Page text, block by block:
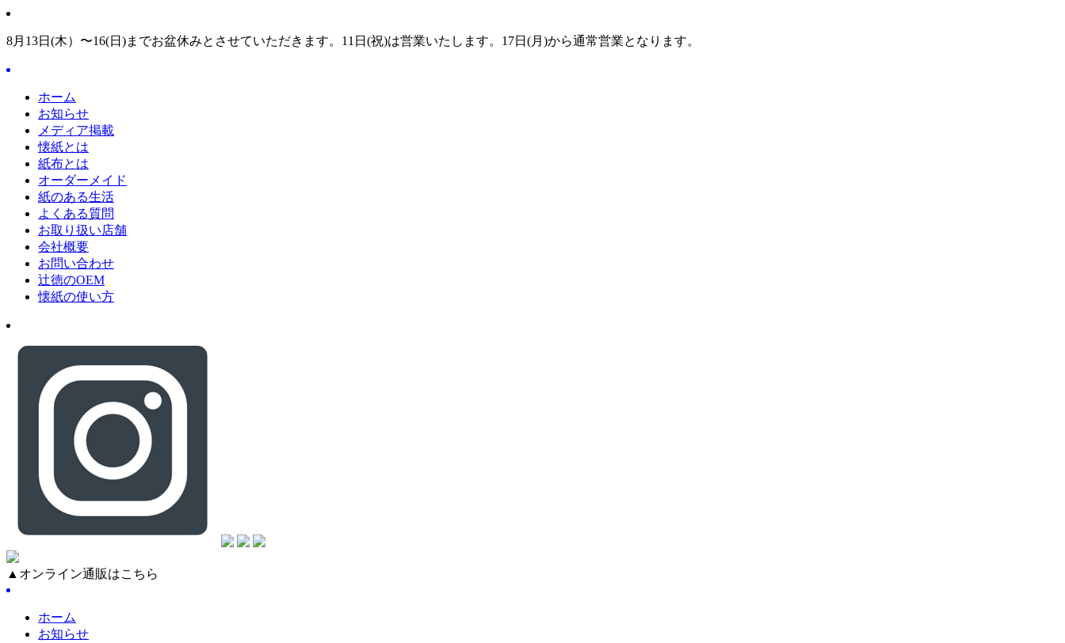
8月13日(木）〜16(日)までお盆休みとさせていただきます。11日(祝)は営業いたします。17日(月)から通常営業となります。
ホーム
お知らせ
メディア掲載
懐紙とは
紙布とは
オーダーメイド
紙のある生活
よくある質問
お取り扱い店舗
会社概要
お問い合わせ
辻徳のOEM
懐紙の使い方
▲オンライン通販はこちら
ホーム
お知らせ